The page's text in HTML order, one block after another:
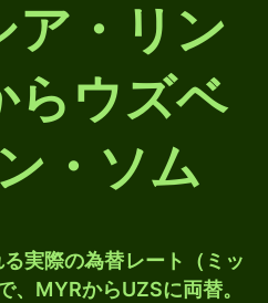
ア・リン
らウズベ
・ソム
実際の為替レート（ミッ
、MYRからUZSに両替。